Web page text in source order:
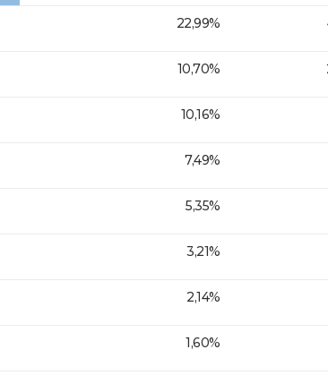
22,99%
10,70%
10,16%
7,49%
5,35%
3,21%
2,14%
1,60%